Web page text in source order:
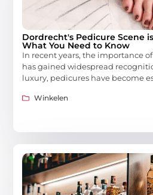
Dordrecht's Pedicure Scene
What You Need to Know
In recent years, the importance
has gained widespread
luxury, pedicures have become
Winkelen